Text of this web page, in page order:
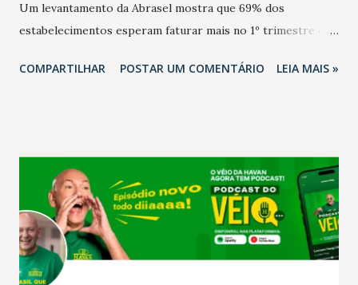
Um levantamento da Abrasel mostra que 69% dos
estabelecimentos esperam faturar mais no 1º trimestre de
relação ao último trimestre deste ano, 56% também
confraternizações de fim de ano e pelo pagamento do 13º
Salário para um número maior de trabalhadores, já que o
país tem a menor taxa de desemprego dos anos recentes.
Ainda segundo a Pesquisa, em novembro de 2025, 40% dos
bares e restaurantes operaram com lucro e outros 40%
registraram equilíbrio financeiro. Já o percentual de
COMPARTILHAR POSTAR UM COMENTÁRIO LEIA MAIS »